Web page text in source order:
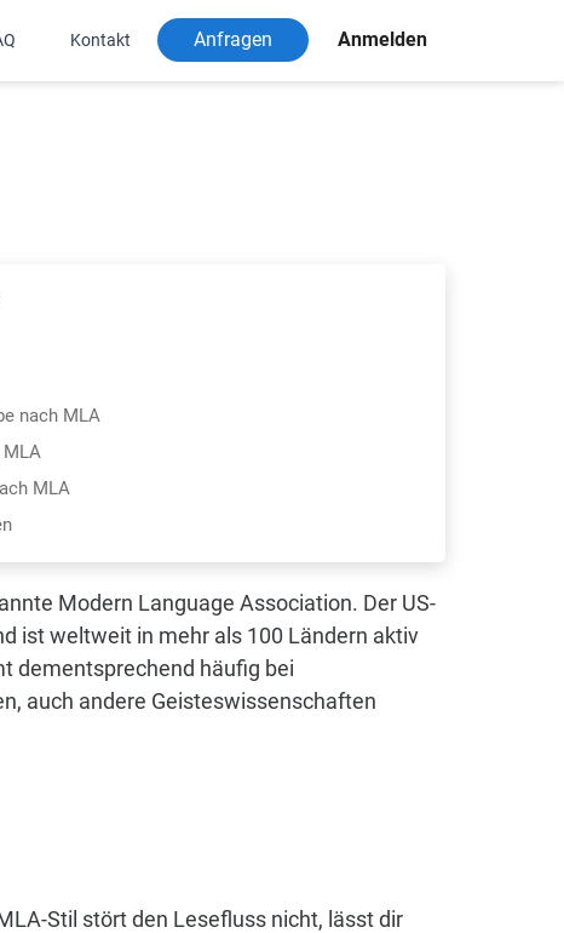
Kontakt Anfragen Anmelden
nach MLA
MLA
Modern Language Association. Der US-
ist weltweit in mehr als 100 Ländern aktiv
dementsprechend häufig bei
auch andere Geisteswissenschaften
Stil stört den Lesefluss nicht, lässt dir